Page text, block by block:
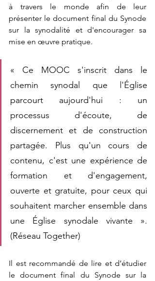
à travers le monde afin de leur
présenter le document final du Synode
sur la synodalité et d'encourager sa
mise en œuvre pratique.
« Ce MOOC s'inscrit dans le
chemin synodal que l'Église
parcourt aujourd'hui : un
processus d'écoute, de
discernement et de construction
partagée. Plus qu'un cours de
contenu, c'est une expérience de
formation et d'engagement,
ouverte et gratuite, pour ceux qui
souhaitent marcher ensemble dans
une Église synodale vivante ».
(Réseau Together)
Il est recommandé de lire et d’étudier
le document final du Synode sur la